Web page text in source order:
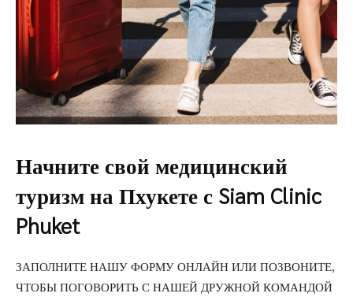
Начните свой медицинский
туризм на Пхукете с Siam Clinic
Phuket
ЗАПОЛНИТЕ НАШУ ФОРМУ ОНЛАЙН ИЛИ ПОЗВОНИТЕ,
ЧТОБЫ ПОГОВОРИТЬ С НАШЕЙ ДРУЖНОЙ КОМАНДОЙ